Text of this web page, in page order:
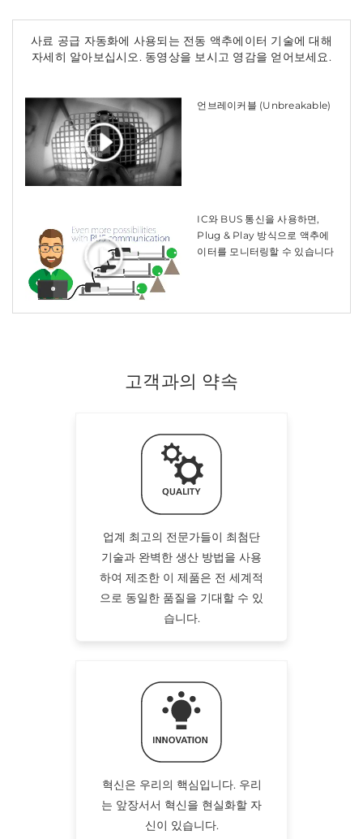
사료 공급 자동화에 사용되는 전동 액추에이터 기술에 대해
자세히 알아보십시오. 동영상을 보시고 영감을 얻어보세요.
언브레이커블 (Unbreakable)
IC와 BUS 통신을 사용하면,
Plug & Play 방식으로 액추에
이터를 모니터링할 수 있습니다
고객과의 약속
업계 최고의 전문가들이 최첨단
기술과 완벽한 생산 방법을 사용
하여 제조한 이 제품은 전 세계적
으로 동일한 품질을 기대할 수 있
습니다.
혁신은 우리의 핵심입니다. 우리
는 앞장서서 혁신을 현실화할 자
신이 있습니다.